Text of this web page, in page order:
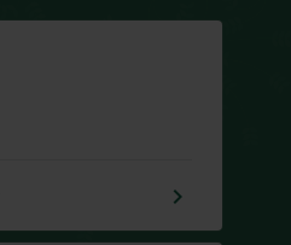
keyboard_arrow_right